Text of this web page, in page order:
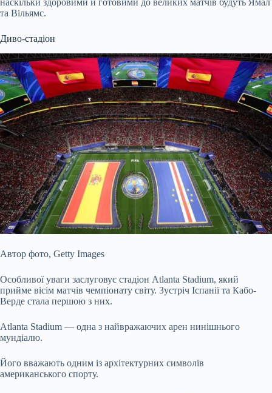
наскільки здоровими й готовими до великих матчів будуть Ямал
та Вільямс.
Диво-стадіон
Автор фото, Getty Images
Особливої уваги заслуговує стадіон Atlanta Stadium, який
прийме вісім матчів чемпіонату світу. Зустріч Іспанії та Кабо-
Верде стала першою з них.
Atlanta Stadium — одна з найвражаючих арен нинішнього
мундіалю.
Його вважають одним із архітектурних символів
американського спорту.